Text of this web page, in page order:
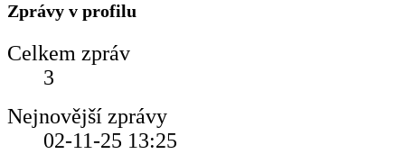
Zprávy v profilu
Celkem zpráv
3
Nejnovější zprávy
02-11-25 13:25